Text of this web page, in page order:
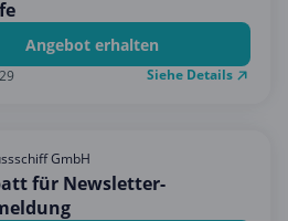
Angebot erhalten
Siehe Details
GmbH
für Newsletter-